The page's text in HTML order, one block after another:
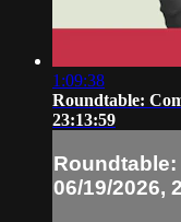
1:09:38
Roundtable:
23:13:59
06/19/2026,